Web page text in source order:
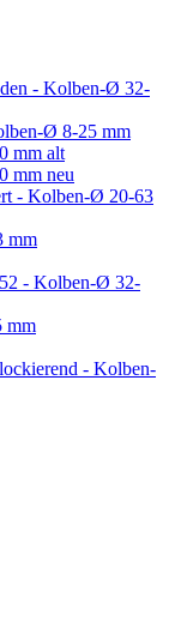
- Kolben-Ø 32-
Ø 8-25 mm
mm alt
mm neu
- Kolben-Ø 20-63
mm
- Kolben-Ø 32-
mm
- Kolben-